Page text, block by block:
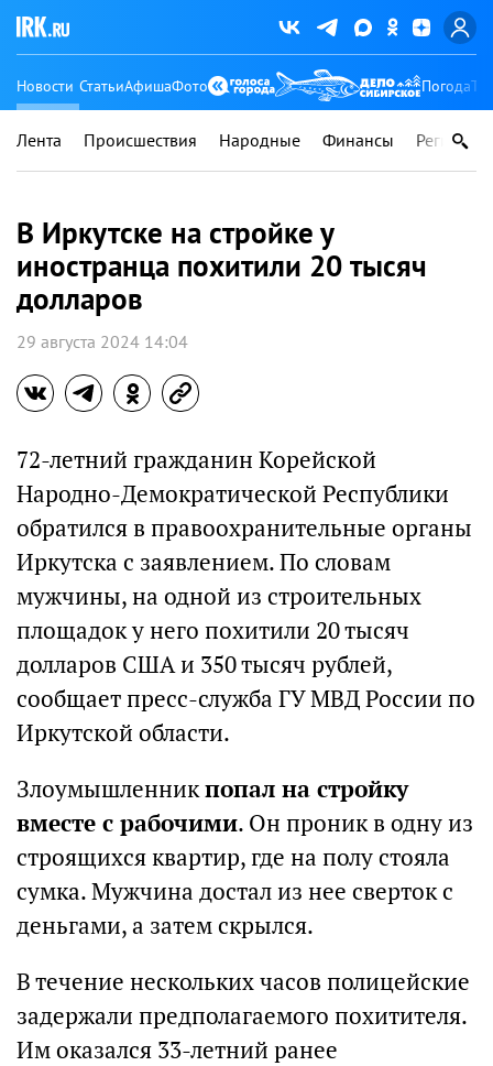
Новости СтатьиАфишаФото Погода
Лента Происшествия Народные Финансы Регионы
В Иркутске на стройке у
иностранца похитили 20 тысяч
долларов
29 августа 2024 14:04
72-летний гражданин Корейской
Народно-Демократической Республики
обратился в правоохранительные органы
Иркутска с заявлением. По словам
мужчины, на одной из строительных
площадок у него похитили 20 тысяч
долларов США и 350 тысяч рублей,
сообщает пресс-служба ГУ МВД России по
Иркутской области.
Злоумышленникпопал на стройку
вместе с рабочими. Он проник в одну из
строящихся квартир, где на полу стояла
сумка. Мужчина достал из нее сверток с
деньгами, а затем скрылся.
В течение нескольких часов полицейские
задержали предполагаемого похитителя.
Им оказался 33-летний ранее